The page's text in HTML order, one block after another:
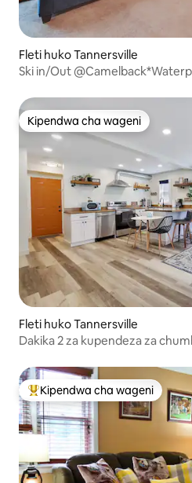
Fleti huko Tannersville
Ski in/Out
Kipendwa cha wageni
Kipendwa cha wageni
Fleti huko Tannersville
Dakika 2 za kupendeza za
Kipendwa maarufu cha wageni
Kipendwa cha wageni